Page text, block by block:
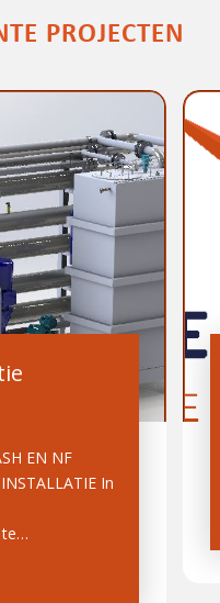
PROJECTEN
EN NF
In
te…